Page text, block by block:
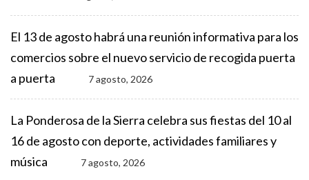
El 13 de agosto habrá una reunión informativa para los
comercios sobre el nuevo servicio de recogida puerta
a puerta
7 agosto, 2026
La Ponderosa de la Sierra celebra sus fiestas del 10 al
16 de agosto con deporte, actividades familiares y
música
7 agosto, 2026